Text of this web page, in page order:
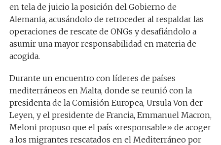
en tela de juicio la posición del Gobierno de
Alemania, acusándolo de retroceder al respaldar las
operaciones de rescate de ONGs y desafiándolo a
asumir una mayor responsabilidad en materia de
acogida.
Durante un encuentro con líderes de países
mediterráneos en Malta, donde se reunió con la
presidenta de la Comisión Europea, Ursula Von der
Leyen, y el presidente de Francia, Emmanuel Macron,
Meloni propuso que el país «responsable» de acoger
a los migrantes rescatados en el Mediterráneo por